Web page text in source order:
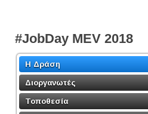
#JobDay MEV 2018
Η Δράση
Διοργανωτές
Τοποθεσία